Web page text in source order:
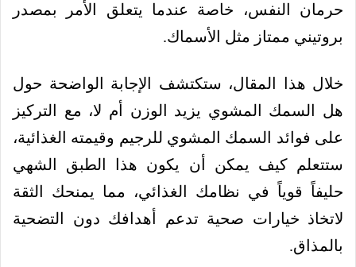
حرمان النفس، خاصة عندما يتعلق الأمر بمصدر
بروتيني ممتاز مثل الأسماك.
خلال هذا المقال، ستكتشف الإجابة الواضحة حول
هل السمك المشوي يزيد الوزن أم لا، مع التركيز
على فوائد السمك المشوي للرجيم وقيمته الغذائية،
ستتعلم كيف يمكن أن يكون هذا الطبق الشهي
حليفاً قوياً في نظامك الغذائي، مما يمنحك الثقة
لاتخاذ خيارات صحية تدعم أهدافك دون التضحية
بالمذاق.